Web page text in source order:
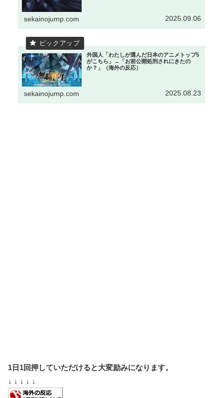
sekainojump.com 2025.09.06
外国人「わたしが選んだ日本のアニメトップ5
がこちら」→「お前公開処刑されにきたの
か？」（海外の反応）
sekainojump.com 2025.08.23
1日1回押していただけると大変励みになります。
↓ ↓ ↓ ↓ ↓